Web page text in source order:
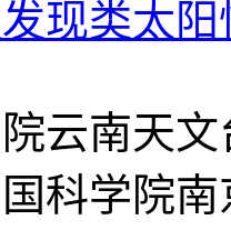
现类太
云南天
科学院